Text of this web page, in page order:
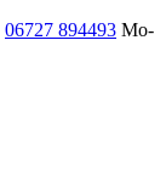
06727 894493 Mo-